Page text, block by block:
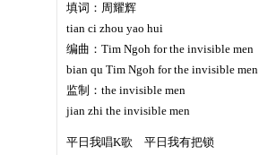
填词：周耀辉
tian ci zhou yao hui
编曲：Tim Ngoh for the invisible men
bian qu Tim Ngoh for the invisible men
监制：the invisible men
jian zhi the invisible men
平日我唱K歌 平日我有把锁